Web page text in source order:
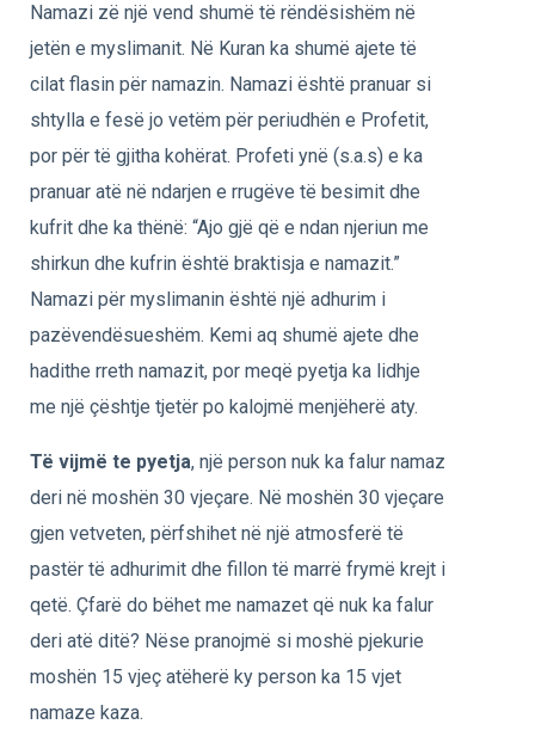
Namazi zë një vend shumë të rëndësishëm në
jetën e myslimanit. Në Kuran ka shumë ajete të
cilat flasin për namazin. Namazi është pranuar si
shtylla e fesë jo vetëm për periudhën e Profetit,
por për të gjitha kohërat. Profeti ynë (s.a.s) e ka
pranuar atë në ndarjen e rrugëve të besimit dhe
kufrit dhe ka thënë: “Ajo gjë që e ndan njeriun me
shirkun dhe kufrin është braktisja e namazit.”
Namazi për myslimanin është një adhurim i
pazëvendësueshëm. Kemi aq shumë ajete dhe
hadithe rreth namazit, por meqë pyetja ka lidhje
me një çështje tjetër po kalojmë menjëherë aty.
Të vijmë te pyetja, një person nuk ka falur namaz
deri në moshën 30 vjeçare. Në moshën 30 vjeçare
gjen vetveten, përfshihet në një atmosferë të
pastër të adhurimit dhe fillon të marrë frymë krejt i
qetë. Çfarë do bëhet me namazet që nuk ka falur
deri atë ditë? Nëse pranojmë si moshë pjekurie
moshën 15 vjeç atëherë ky person ka 15 vjet
namaze kaza.